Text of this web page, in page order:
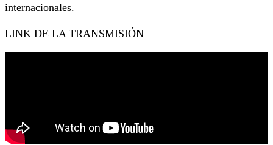
internacionales.
LINK DE LA TRANSMISIÓN